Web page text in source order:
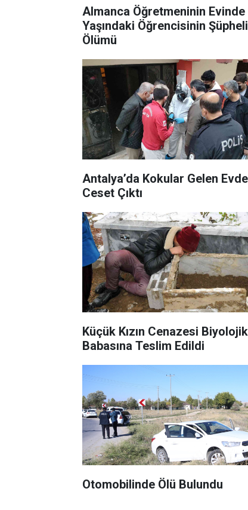
Almanca Öğretmeninin Evinde
Yaşındaki Öğrencisinin Şüpheli
Ölümü
Antalya’da Kokular Gelen
Ceset Çıktı
Küçük Kızın Cenazesi Biyolojik
Babasına Teslim Edildi
Otomobilinde Ölü Bulundu